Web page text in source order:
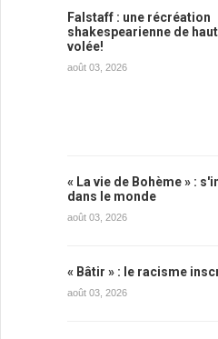
Falstaff : une récréation
shakespearienne de
volée!
août 03, 2026
« La vie de Bohème » :
dans le monde
août 03, 2026
« Bâtir » : le racisme
août 03, 2026